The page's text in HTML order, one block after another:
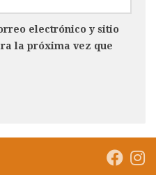
electrónico y sitio
la próxima vez que